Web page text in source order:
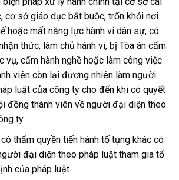
cơ sở giáo dục bắt buộc, trốn khỏi nơi
hoặc mất năng lực hành vi dân sự, có
thức, làm chủ hành vi, bị Tòa án cấm
vụ, cấm hành nghề hoặc làm công việc
viên còn lại đương nhiên làm người
luật của công ty cho đến khi có quyết
đồng thành viên về người đại diện theo
ty.
thẩm quyền tiến hành tố tụng khác có
đại diện theo pháp luật tham gia tố
của pháp luật.